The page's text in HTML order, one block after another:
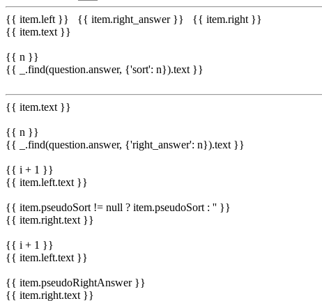
{{ item.left }} {{ item.right_answer }}
{{ item.right }}
{{ item.text }}
{{ n }}
{{ _.find(question.answer, {'sort': n}).text }}
{{ item.text }}
{{ n }}
{{ _.find(question.answer, {'right_answer': n}).text }}
{{ i + 1 }}
{{ item.left.text }}
{{ item.pseudoSort != null ? item.pseudoSort : '' }}
{{ item.right.text }}
{{ i + 1 }}
{{ item.left.text }}
{{ item.pseudoRightAnswer }}
{{ item.right.text }}